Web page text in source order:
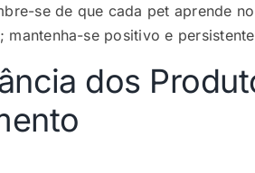
se de que cada pet aprende
mantenha-se positivo e
dos